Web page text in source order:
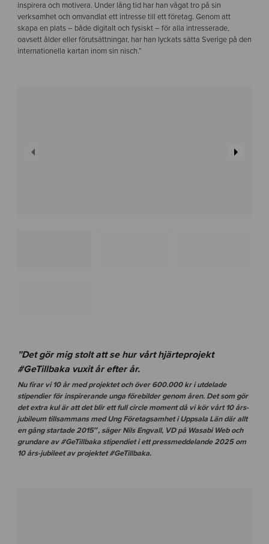
inspirera och motivera. Under lång tid har han vågat tro på sin
verksamhet och omvandlat ett intresse till ett företag. Genom att
skapa en plats – både digitalt och fysiskt – för alla intresserade,
oavsett ålder eller förutsättningar, har han lyckats sätta Sverige på den
internationella kartan inom sin nisch.”
”Det gör mig stolt att se hur vårt hjärteprojekt
#GeTillbaka vuxit år efter år.
Nu firar vi 10 år med projektet och över 600.000 kr i utdelade
stipendier för inspirerande unga förebilder genom åren. Det som gör
det extra kul är att det blir ett full circle moment då vi kör vårt 10 års-
jubileum tillsammans med Ung Företagsamhet i Uppsala Län där allt
en gång startade 2015″,säger Nils Engvall, VD på Wasabi Web och
grundare av #GeTillbaka stipendiet i ett pressmeddelande 2025 om
10 års-jubileet av projektet #GeTillbaka.